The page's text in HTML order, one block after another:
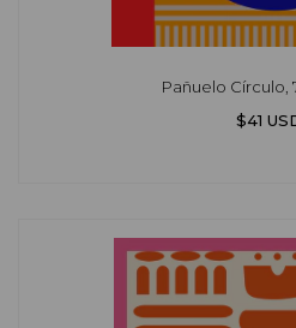
Pañuelo Círculo,
$41